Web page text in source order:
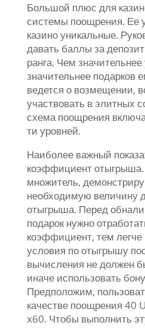
Большой плюс для
системы поощрения. Ее
казино уникальные.
давать баллы за
ранга. Чем
значительнее подарков
ведется о возмещении,
участвовать в элитных
схема поощрения
ти уровней.
Наиболее важный
коэффициент отыгрыша.
множитель,
необходимую величину
отыгрыша. Перед
подарок нужно
коэффициент, тем легче
условия по отыгрышу
вычисления не должен
иначе использовать
Предположим,
качестве поощрения 40
x60. Чтобы выполнить